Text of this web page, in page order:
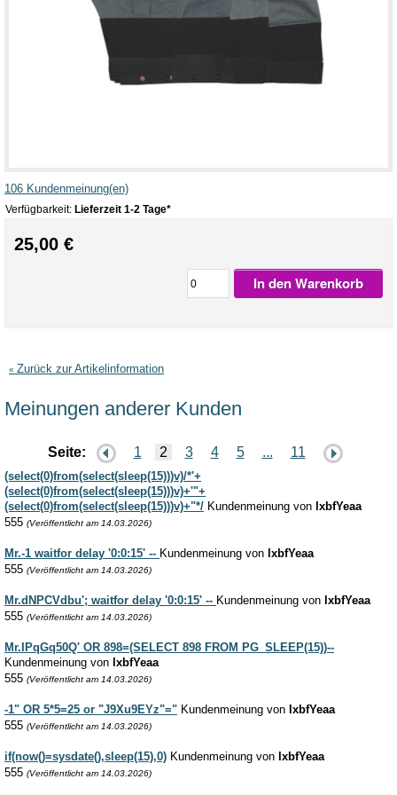
106 Kundenmeinung(en)
Verfügbarkeit: Lieferzeit 1-2 Tage*
25,00 €
In den Warenkorb
« Zurück zur Artikelinformation
Meinungen anderer Kunden
Seite: 1 2 3 4 5 ... 11
(select(0)from(select(sleep(15)))v)/*'+
(select(0)from(select(sleep(15)))v)+'"+
(select(0)from(select(sleep(15)))v)+"*/ Kundenmeinung von lxbfYeaa
555 (Veröffentlicht am 14.03.2026)
Mr.-1 waitfor delay '0:0:15' -- Kundenmeinung von lxbfYeaa
555 (Veröffentlicht am 14.03.2026)
Mr.dNPCVdbu'; waitfor delay '0:0:15' -- Kundenmeinung von lxbfYeaa
555 (Veröffentlicht am 14.03.2026)
Mr.IPqGq50Q' OR 898=(SELECT 898 FROM PG_SLEEP(15))--
Kundenmeinung von lxbfYeaa
555 (Veröffentlicht am 14.03.2026)
-1" OR 5*5=25 or "J9Xu9EYz"=" Kundenmeinung von lxbfYeaa
555 (Veröffentlicht am 14.03.2026)
if(now()=sysdate(),sleep(15),0) Kundenmeinung von lxbfYeaa
555 (Veröffentlicht am 14.03.2026)